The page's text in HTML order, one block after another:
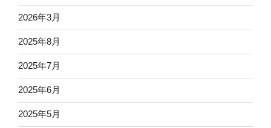
2026年3月
2025年8月
2025年7月
2025年6月
2025年5月